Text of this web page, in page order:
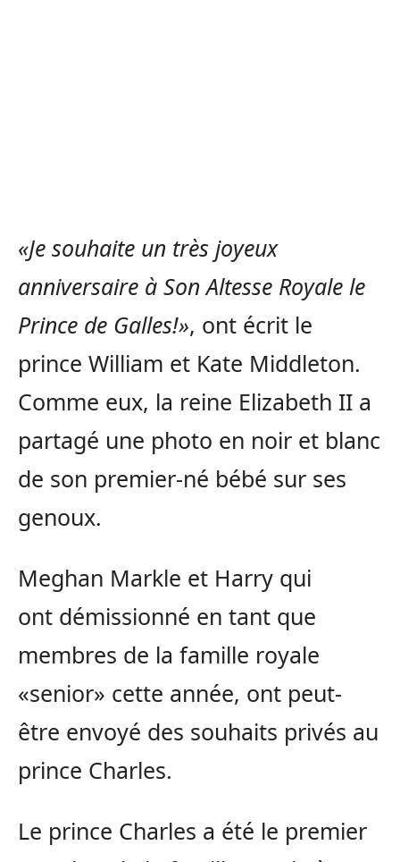
«Je souhaite un très joyeux
anniversaire à Son Altesse Royale le
Prince de Galles!», ont écrit le
prince William et Kate Middleton.
Comme eux, la reine Elizabeth II a
partagé une photo en noir et blanc
de son premier-né bébé sur ses
genoux.
Meghan Markle et Harry qui
ont démissionné en tant que
membres de la famille royale
«senior» cette année, ont peut-
être envoyé des souhaits privés au
prince Charles.
Le prince Charles a été le premier